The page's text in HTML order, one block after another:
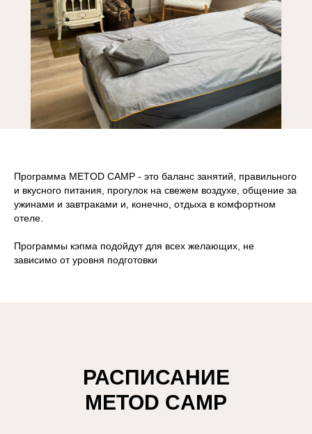
Программа METOD CAMP - это баланс занятий, правильного
и вкусного питания, прогулок на свежем воздухе, общение за
ужинами и завтраками и, конечно, отдыха в комфортном
отеле.
Программы кэпма подойдут для всех желающих, не
зависимо от уровня подготовки
РАСПИСАНИЕ
METOD CAMP